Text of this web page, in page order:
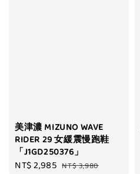
美津濃 MIZUNO WAVE
RIDER 29 女緩震慢跑鞋
「J1GD250376」
Sale
NT$ 2,985 Regular
NT$ 3,980